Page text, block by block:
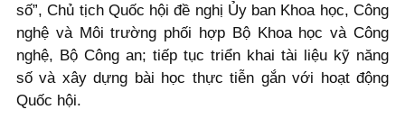
số”, Chủ tịch Quốc hội đề nghị Ủy ban Khoa học, Công
nghệ và Môi trường phối hợp Bộ Khoa học và Công
nghệ, Bộ Công an; tiếp tục triển khai tài liệu kỹ năng
số và xây dựng bài học thực tiễn gắn với hoạt động
Quốc hội.